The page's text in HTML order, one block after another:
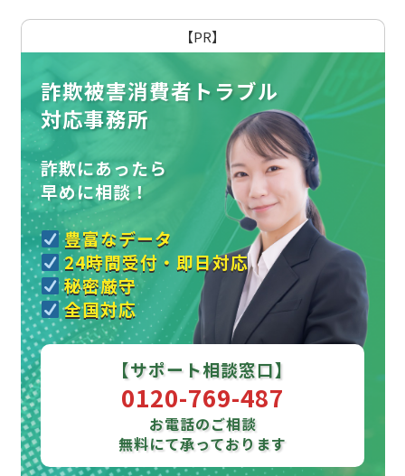
【PR】
詐欺被害消費者トラブル
対応事務所
詐欺にあったら
早めに相談！
豊富なデータ
24時間受付・即日対応
秘密厳守
全国対応
【サポート相談窓口】
0120-769-487
お電話のご相談
無料にて承っております